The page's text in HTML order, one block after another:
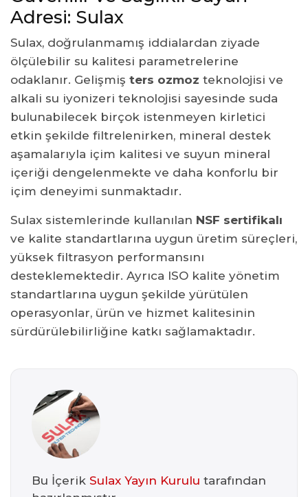
Adresi: Sulax
Sulax, doğrulanmamış iddialardan ziyade
ölçülebilir su kalitesi parametrelerine
odaklanır. Gelişmiş ters ozmoz teknolojisi ve
alkali su iyonizeri teknolojisi sayesinde suda
bulunabilecek birçok istenmeyen kirletici
etkin şekilde filtrelenirken, mineral destek
aşamalarıyla içim kalitesi ve suyun mineral
içeriği dengelenmekte ve daha konforlu bir
içim deneyimi sunmaktadır.
Sulax sistemlerinde kullanılan NSF sertifikalı
ve kalite standartlarına uygun üretim süreçleri,
yüksek filtrasyon performansını
desteklemektedir. Ayrıca ISO kalite yönetim
standartlarına uygun şekilde yürütülen
operasyonlar, ürün ve hizmet kalitesinin
sürdürülebilirliğine katkı sağlamaktadır.
Bu İçerik Sulax Yayın Kurulu tarafından